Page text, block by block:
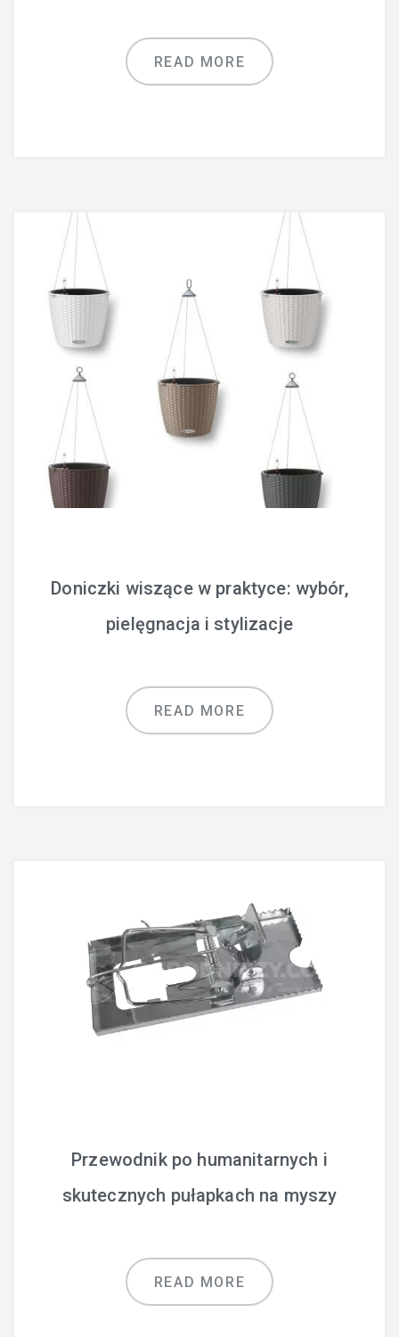
READ MORE
Doniczki wiszące w praktyce: wybór,
pielęgnacja i stylizacje
READ MORE
Przewodnik po humanitarnych i
skutecznych pułapkach na myszy
READ MORE